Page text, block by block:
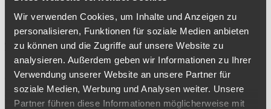
Wir verwenden Cookies, um Inhalte und Anzeigen zu
personalisieren, Funktionen für soziale Medien anbieten
zu können und die Zugriffe auf unsere Website zu
analysieren. Außerdem geben wir Informationen zu Ihrer
Verwendung unserer Website an unsere Partner für
soziale Medien, Werbung und Analysen weiter. Unsere
Partner führen diese Informationen möglicherweise mit
Dollars.
Geprägt wird das innovative Produkt, wie auch die beliebten ESG
Tafelbarren, seit 2015 in der Schweiz bei Valcambi. Auf den Cook
Islands ist das CombiStar Goldanlageprodukt, welches aus
999,9/1000Feingoldbesteht, als offizielles Zahlungsmittel